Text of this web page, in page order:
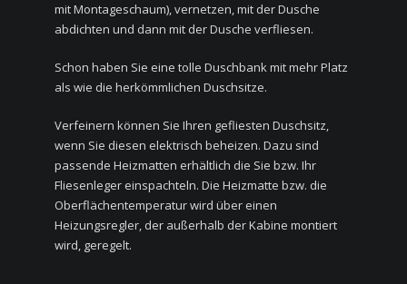
mit Montageschaum), vernetzen, mit der Dusche
abdichten und dann mit der Dusche verfliesen.
Schon haben Sie eine tolle Duschbank mit mehr Platz
als wie die herkömmlichen Duschsitze.
Verfeinern können Sie Ihren gefliesten Duschsitz,
wenn Sie diesen elektrisch beheizen. Dazu sind
passende Heizmatten erhältlich die Sie bzw. Ihr
Fliesenleger einspachteln. Die Heizmatte bzw. die
Oberflächentemperatur wird über einen
Heizungsregler, der außerhalb der Kabine montiert
wird, geregelt.